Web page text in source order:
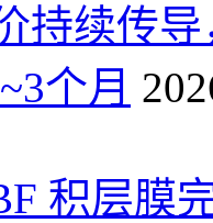
持续传
个月
积层膜